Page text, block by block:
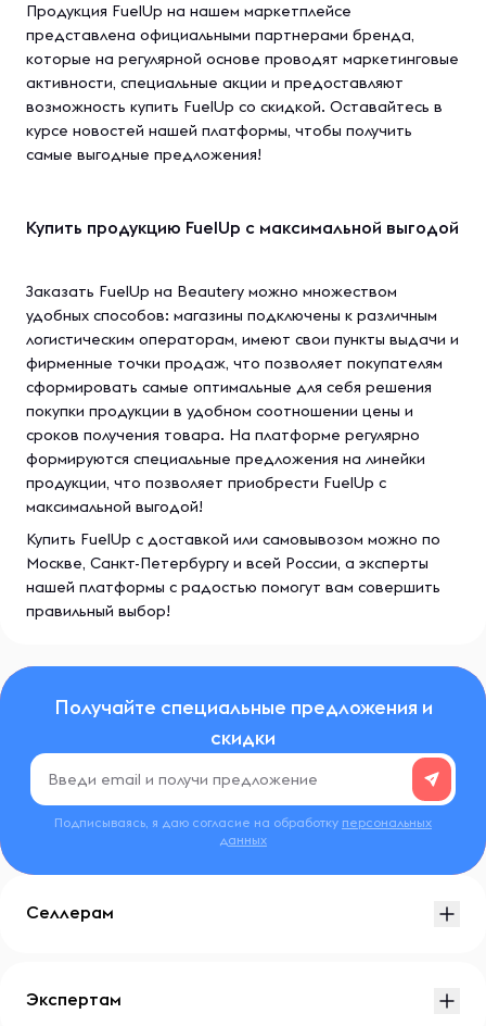
Продукция FuelUp на нашем маркетплейсе
представлена официальными партнерами бренда,
которые на регулярной основе проводят маркетинговые
активности, специальные акции и предоставляют
возможность купить FuelUp со скидкой. Оставайтесь в
курсе новостей нашей платформы, чтобы получить
самые выгодные предложения!
Купить продукцию FuelUp с максимальной выгодой
Заказать FuelUp на Beautery можно множеством
удобных способов: магазины подключены к различным
логистическим операторам, имеют свои пункты выдачи и
фирменные точки продаж, что позволяет покупателям
сформировать самые оптимальные для себя решения
покупки продукции в удобном соотношении цены и
сроков получения товара. На платформе регулярно
формируются специальные предложения на линейки
продукции, что позволяет приобрести FuelUp с
максимальной выгодой!
Купить FuelUp с доставкой или самовывозом можно по
Москве, Санкт-Петербургу и всей России, а эксперты
нашей платформы с радостью помогут вам совершить
правильный выбор!
Получайте специальные предложения и
скидки
Подписываясь, я даю согласие на обработку персональных
данных
Селлерам
Экспертам